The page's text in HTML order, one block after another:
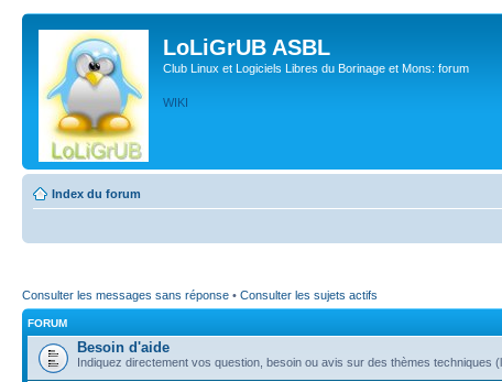
LoLiGrUB ASBL
Club Linux et Logiciels Libres du Borinage et Mons: forum
WIKI
Index du forum
Consulter les messages sans réponse • Consulter les sujets actifs
FORUM
Besoin d'aide
Indiquez directement vos question, besoin ou avis sur des thèmes techniques